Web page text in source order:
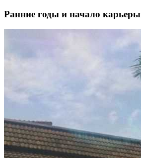
Ранние годы и начало карьеры